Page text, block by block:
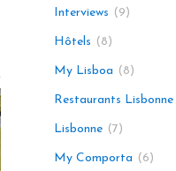
Interviews 9
Hôtels 8
My Lisboa 8
Restaurants Lisbonne
Lisbonne 7
My Comporta 6